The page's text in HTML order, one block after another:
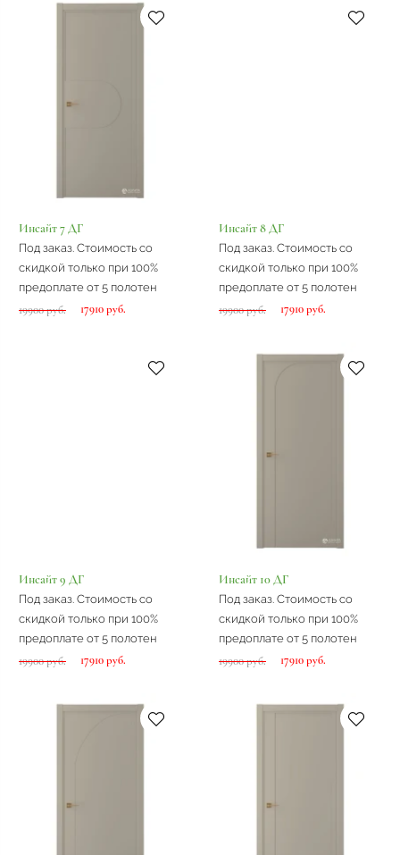
Инсайт 7 ДГ
Под заказ. Стоимость со
скидкой только при 100%
предоплате от 5 полотен
19900 руб. 17910 руб.
Инсайт 8 ДГ
Под заказ. Стоимость со
скидкой только при 100%
предоплате от 5 полотен
19900 руб. 17910 руб.
Инсайт 9 ДГ
Под заказ. Стоимость со
скидкой только при 100%
предоплате от 5 полотен
19900 руб. 17910 руб.
Инсайт 10 ДГ
Под заказ. Стоимость со
скидкой только при 100%
предоплате от 5 полотен
19900 руб. 17910 руб.